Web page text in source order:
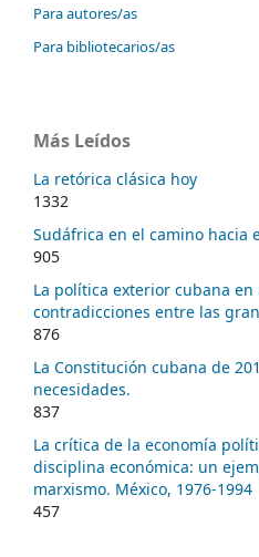
Para autores/as
Para bibliotecarios/as
Más Leídos
La retórica clásica hoy
1332
Sudáfrica en el camino hacia
905
La política exterior cubana
contradicciones entre las
876
La Constitución cubana de
necesidades.
837
La crítica de la economía
disciplina económica: un
marxismo. México, 1976-1994
457